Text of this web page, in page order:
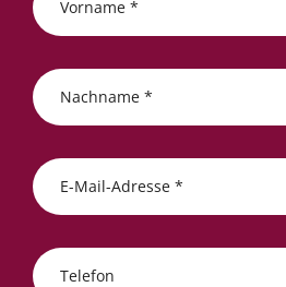
Vorname *
Nachname *
E-Mail-Adresse *
Telefon